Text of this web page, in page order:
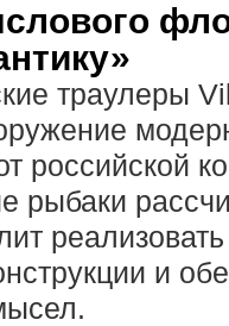
траулеры
российской
рыбаки
и